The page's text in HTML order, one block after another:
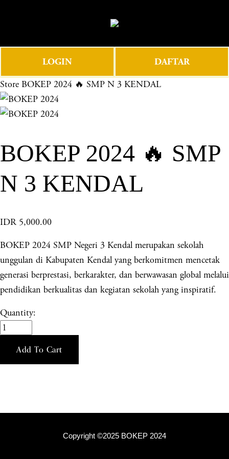
e
e
n
u
LOGIN DAFTAR
Store BOKEP 2024 🔥 SMP N 3 KENDAL
BOKEP 2024 🔥 SMP
N 3 KENDAL
IDR 5,000.00
BOKEP 2024 SMP Negeri 3 Kendal merupakan sekolah
unggulan di Kabupaten Kendal yang berkomitmen mencetak
generasi berprestasi, berkarakter, dan berwawasan global melalui
pendidikan berkualitas dan kegiatan sekolah yang inspiratif.
Quantity:
Add To Cart
Copyright ©2025 BOKEP 2024